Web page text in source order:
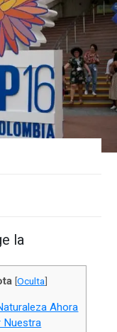
la
[Oculta]
Ahora
Nuestra